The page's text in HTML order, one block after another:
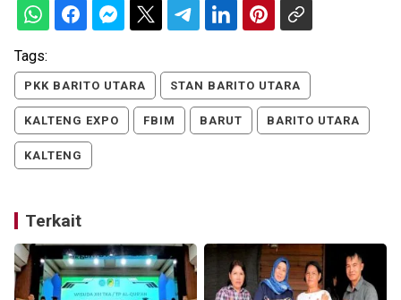
Tags:
PKK BARITO UTARA STAN BARITO UTARA
KALTENG EXPO FBIM BARUT BARITO UTARA
KALTENG
Terkait